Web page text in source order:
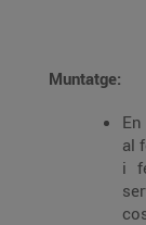
Muntatge:
al
i